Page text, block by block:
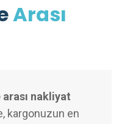
Arası
nakliyat
kargonuzun en